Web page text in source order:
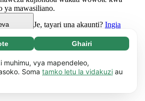
husaidia kuifanya tovuti yetu
kwa kuwezesha kazi za msingi,
wa kurasa. Tovuti haiwezi
Ghairi
muhimu, vya mapendeleo,
Soma tamko letu la vidakuzi au
ya mawasiliano.
Je, tayari una akaunti? Ingia
motokaa na madereva wengi,
.